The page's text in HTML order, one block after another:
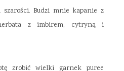
Budzi mnie kapanie z
z imbirem, cytryną i
zrobić wielki garnek puree